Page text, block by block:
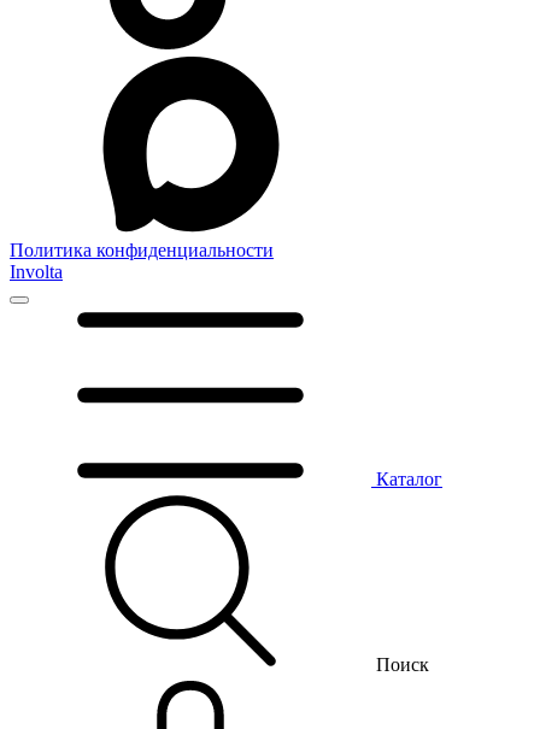
Политика конфиденциальности
Involta
Каталог
Поиск